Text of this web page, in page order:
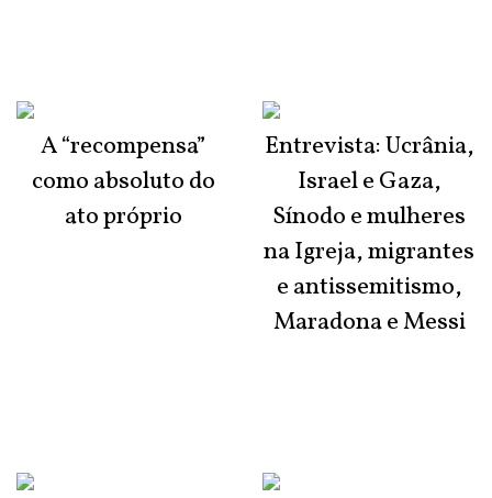
A “recompensa”
como absoluto do
ato próprio
Entrevista: Ucrânia,
Israel e Gaza,
Sínodo e mulheres
na Igreja, migrantes
e antissemitismo,
Maradona e Messi